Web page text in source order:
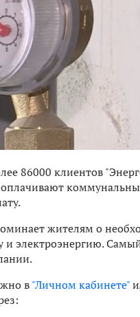
86000 клиентов
жителям о
и электроэнергию.
в"Личном кабинете"